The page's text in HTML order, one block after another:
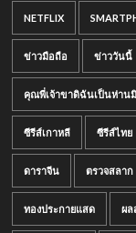
NETFLIX
ข่าวมือถือ ข่าววันนี้
คุณพี่เจ้าขาดิฉันเป็นห่าน
ซีรีส์เกาหลี ซีรีส์ไทย
ดาราจีน ตรวจสลาก
ทองประกายแสด ผล